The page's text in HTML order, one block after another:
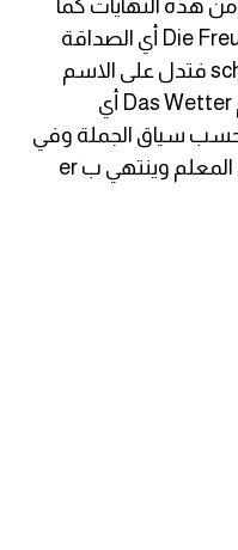
هذه النهايات كما
ورد في المثال الأاول Die Freundschaft أي الصداقة
وتنتهي هذه الكلمة بحروف schaft فتدل على الاسم
بينما في المثال الثاني لدينا الاسم Das Wetter أي
سياق الجملة وفي
المثال الأخير لدينا Der Lehrer أي المعلم وينتهي ب er